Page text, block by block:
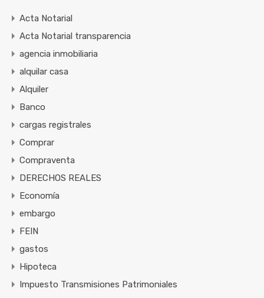
Acta Notarial
Acta Notarial transparencia
agencia inmobiliaria
alquilar casa
Alquiler
Banco
cargas registrales
Comprar
Compraventa
DERECHOS REALES
Economía
embargo
FEIN
gastos
Hipoteca
Impuesto Transmisiones Patrimoniales